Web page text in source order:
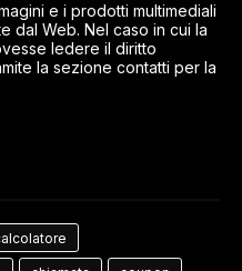
e i prodotti multimediali
dal Web. Nel caso in cui la
ledere il diritto
la sezione contatti per la